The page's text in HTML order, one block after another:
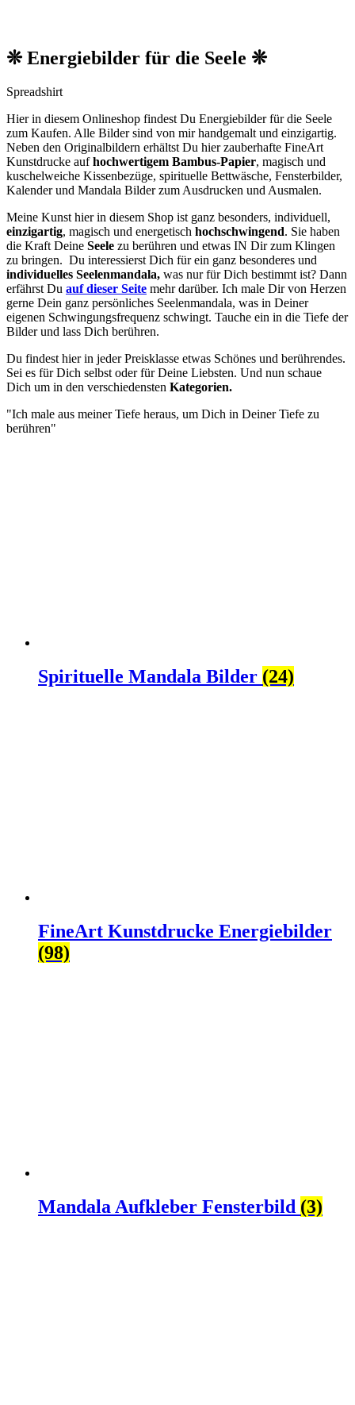
❊ Energiebilder für die Seele ❊
Spreadshirt
Hier in diesem Onlineshop findest Du Energiebilder für die Seele
zum Kaufen. Alle Bilder sind von mir handgemalt und einzigartig.
Neben den Originalbildern erhältst Du hier zauberhafte FineArt
Kunstdrucke aufhochwertigem Bambus-Papier, magisch und
kuschelweiche Kissenbezüge, spirituelle Bettwäsche, Fensterbilder,
Kalender und Mandala Bilder zum Ausdrucken und Ausmalen.
Meine Kunst hier in diesem Shop ist ganz besonders, individuell,
einzigartig, magisch und energetisch hochschwingend. Sie haben
die Kraft Deine Seele zu berühren und etwas IN Dir zum Klingen
zu bringen. Du interessierst Dich für ein ganz besonderes und
individuelles Seelenmandala, was nur für Dich bestimmt ist? Dann
erfährst Du auf dieser Seite mehr darüber. Ich male Dir von Herzen
gerne Dein ganz persönliches Seelenmandala, was in Deiner
eigenen Schwingungsfrequenz schwingt. Tauche ein in die Tiefe der
Bilder und lass Dich berühren.
Du findest hier in jeder Preisklasse etwas Schönes und berührendes.
Sei es für Dich selbst oder für Deine Liebsten. Und nun schaue
Dich um in den verschiedensten Kategorien.
"Ich male aus meiner Tiefe heraus, um Dich in Deiner Tiefe zu
berühren"
Spirituelle Mandala Bilder (24)
FineArt Kunstdrucke Energiebilder
(98)
Mandala Aufkleber Fensterbild (3)